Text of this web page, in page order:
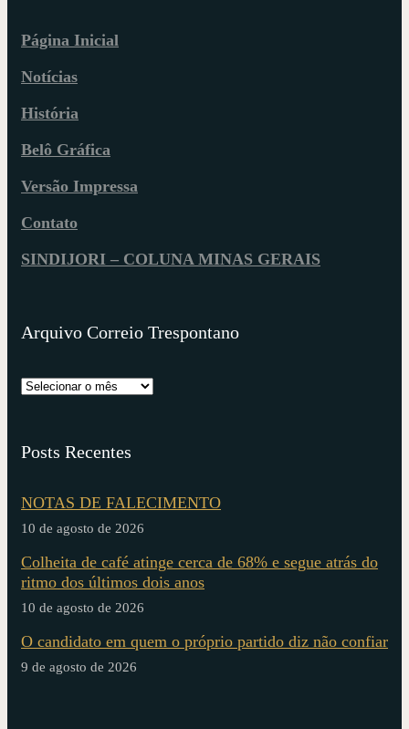
Página Inicial
Notícias
História
Belô Gráfica
Versão Impressa
Contato
SINDIJORI – COLUNA MINAS GERAIS
Arquivo Correio Trespontano
Posts Recentes
NOTAS DE FALECIMENTO
10 de agosto de 2026
Colheita de café atinge cerca de 68% e segue atrás do
ritmo dos últimos dois anos
10 de agosto de 2026
O candidato em quem o próprio partido diz não confiar
9 de agosto de 2026